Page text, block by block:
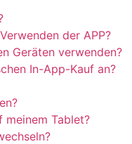
der APP?
Geräten verwenden?
In-App-Kauf an?
meinem Tablet?